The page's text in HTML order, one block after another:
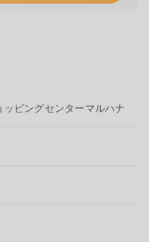
ピングセンターマルハナ